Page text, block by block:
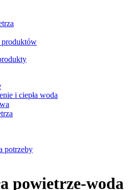
produktów
i ciepła woda
potrzeby
powietrze-woda